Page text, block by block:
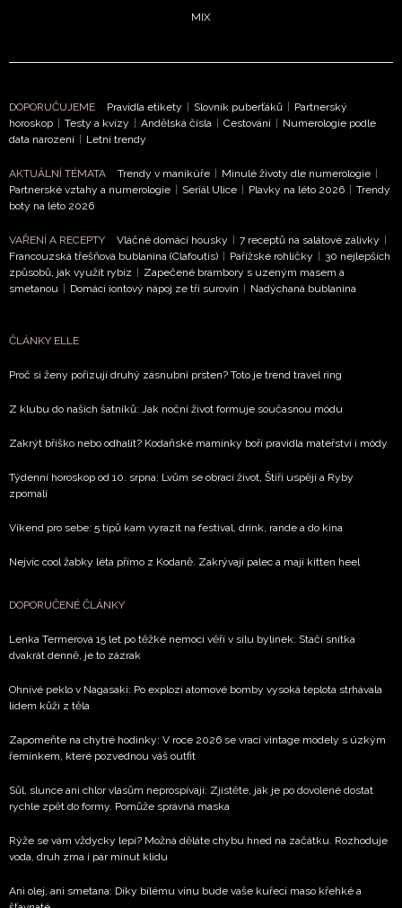
NEWSLETTER
Přihlášením k newsletteru souhlasíte s Obchodními
podmínkami společnosti BurdaMedia Extra s.r.o.
Vašimi údaji pracovat zejména k organizaci a
vyhodnocení akce a zasílání novinek.
Chcete navíc dostávat i další zajímavé a exkluzivní
zpracováním údajů k tomuto účelu podleZásad ochrany
MIX
DOPORUČUJEME Pravidla etikety | Slovník puberťáků | Partnerský
horoskop | Testy a kvízy | Andělská čísla | Cestování | Numerologie podle
data narození | Letní trendy
AKTUÁLNÍ TÉMATA Trendy v manikúře | Minulé životy dle numerologie |
Partnerské vztahy a numerologie | Seriál Ulice | Plavky na léto 2026 | Trendy
boty na léto 2026
VAŘENÍ A RECEPTY Vláčné domácí housky | 7 receptů na salátové zálivky |
Francouzská třešňová bublanina (Clafoutis) | Pařížské rohlíčky | 30 nejlepších
způsobů, jak využít rybíz | Zapečené brambory s uzeným masem a
smetanou | Domácí iontový nápoj ze tří surovin | Nadýchaná bublanina
ČLÁNKY ELLE
Proč si ženy pořizují druhý zásnubní prsten? Toto je trend travel ring
Z klubu do našich šatníků: Jak noční život formuje současnou módu
Zakrýt bříško nebo odhalit? Kodaňské maminky boří pravidla mateřství i módy
Týdenní horoskop od 10. srpna: Lvům se obrací život, Štíři uspějí a Ryby
zpomalí
Víkend pro sebe: 5 tipů kam vyrazit na festival, drink, rande a do kina
Nejvíc cool žabky léta přímo z Kodaně. Zakrývají palec a mají kitten heel
DOPORUČENÉ ČLÁNKY
Lenka Termerová 15 let po těžké nemoci věří v sílu bylinek: Stačí snítka
dvakrát denně, je to zázrak
Ohnivé peklo v Nagasaki: Po explozi atomové bomby vysoká teplota strhávala
lidem kůži z těla
Zapomeňte na chytré hodinky: V roce 2026 se vrací vintage modely s úzkým
řemínkem, které pozvednou váš outfit
Sůl, slunce ani chlor vlasům neprospívají: Zjistěte, jak je po dovolené dostat
rychle zpět do formy. Pomůže správná maska
Rýže se vám vždycky lepí? Možná děláte chybu hned na začátku. Rozhoduje
voda, druh zrna i pár minut klidu
Ani olej, ani smetana: Díky bílému vínu bude vaše kuřecí maso křehké a